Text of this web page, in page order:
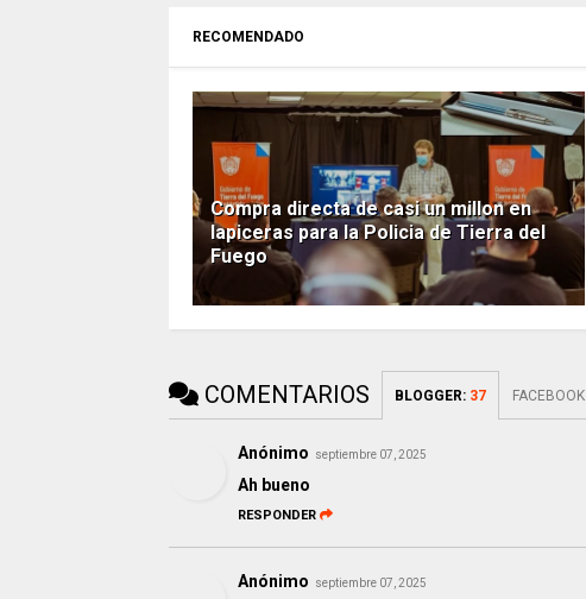
RECOMENDADO
Compra directa de casi un millon en
lapiceras para la Policia de Tierra del
Fuego
COMENTARIOS BLOGGER: 37 FACEBOOK
Anónimo septiembre 07, 2025
Ah bueno
RESPONDER
Anónimo septiembre 07, 2025